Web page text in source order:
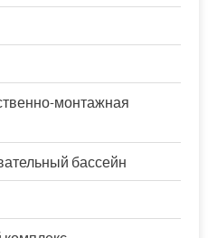
монтажная
бассейн